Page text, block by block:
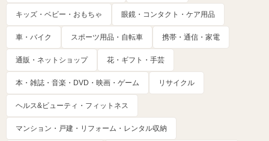
キッズ・ベビー・おもちゃ 眼鏡・コンタクト・ケア用品
車・バイク スポーツ用品・自転車 携帯・通信・家電
通販・ネットショップ 花・ギフト・手芸
本・雑誌・音楽・DVD・映画・ゲーム リサイクル
ヘルス&ビューティ・フィットネス
マンション・戸建・リフォーム・レンタル収納